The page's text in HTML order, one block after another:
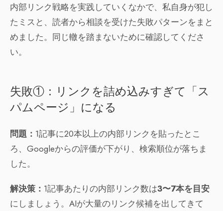
内部リンク戦略を実践していくなかで、私自身が犯し
たミスと、読者から相談を受けた失敗パターンをまと
めました。同じ轍を踏まないために確認してくださ
い。
失敗①：リンクを詰め込みすぎて「ス
パムページ」になる
問題： 1記事に20本以上の内部リンクを貼ったとこ
ろ、Googleからの評価が下がり、検索順位が落ちま
した。
解決策： 1記事あたりの内部リンク数は3〜7本を目安
にしましょう。AIが大量のリンク候補を出してきて